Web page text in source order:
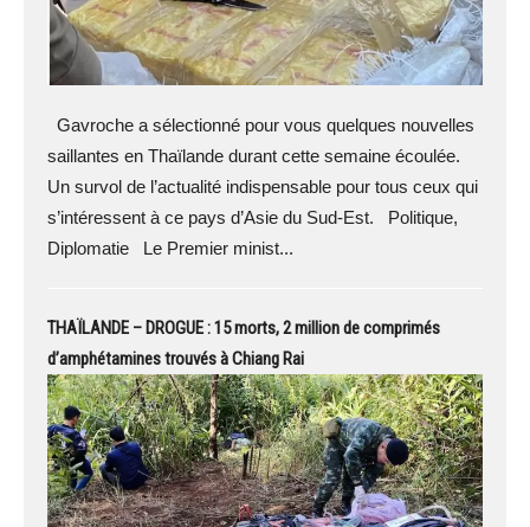
Gavroche a sélectionné pour vous quelques nouvelles
saillantes en Thaïlande durant cette semaine écoulée.
Un survol de l’actualité indispensable pour tous ceux qui
s’intéressent à ce pays d’Asie du Sud-Est. Politique,
Diplomatie Le Premier minist...
THAÏLANDE – DROGUE : 15 morts, 2 million de comprimés
d’amphétamines trouvés à Chiang Rai